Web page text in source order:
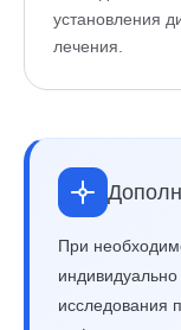
установления
лечения.
При
исследования